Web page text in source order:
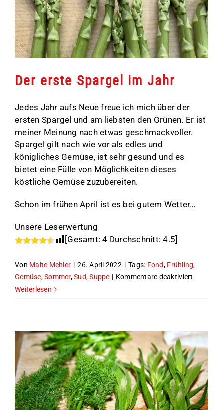
Der erste Spargel im Jahr
Jedes Jahr aufs Neue freue ich mich über der
ersten Spargel und am liebsten den Grünen. Er ist
meiner Meinung nach etwas geschmackvoller.
Spargel gilt nach wie vor als edles und
königliches Gemüse, ist sehr gesund und es
bietet eine Fülle von Möglichkeiten dieses
köstliche Gemüse zuzubereiten.
Schon im frühen April ist es bei gutem Wetter…
Unsere Leserwertung
[Gesamt:4 Durchschnitt:4.5]
Von Malte Mehler | 26. April 2022 | Tags: Fond, Frühling,
Gemüse,Sommer,Sud,Suppe | Kommentare deaktiviert
Jahr
Weiterlesen